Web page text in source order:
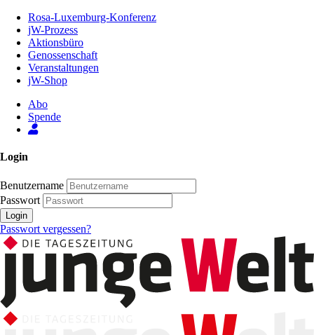
Inhalt
Seite
Rosa-Luxemburg-Konferenz
jW-Prozess
Aktionsbüro
Genossenschaft
Veranstaltungen
jW-Shop
Abo
Spende
Login
Benutzername
Passwort
Login
Passwort vergessen?